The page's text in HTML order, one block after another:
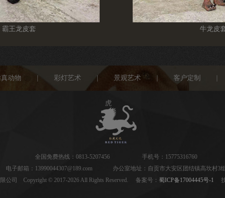
牛龙皮套 骑乘霸
动物 彩灯艺术 | 景观艺术 客户定制
虎
全国免费热线：0813-5207456 手机号：15775316760
电子邮箱：13990044307@189.com 办公室地址：自贡市大安区团结镇高坎村3
公司 Copyright © 2017-2026 All Rights Reserved. 备案号： 蜀ICP备17004445号-1 技